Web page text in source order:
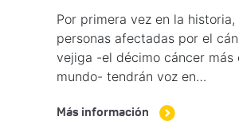
Por primera vez en la historia,
personas afectadas por el
vejiga -el décimo cáncer más
mundo- tendrán voz en…
Más información